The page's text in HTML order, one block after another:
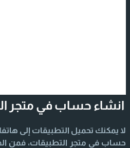
انشاء حساب في متجر
لا يمكنك تحميل التطبيقات إلى
حساب في متجر التطبيقات، فمن